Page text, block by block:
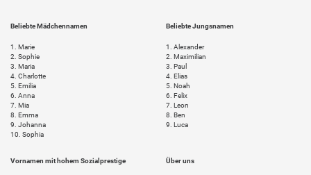
Beliebte Mädchennamen
1.
Marie
2. Sophie
3. Maria
4. Charlotte
5. Emilia
6. Anna
7. Mia
8. Emma
9. Johanna
10. Sophia
Beliebte Jungsnamen
1.
Alexander
2. Maximilian
3. Paul
4. Elias
5. Noah
6. Felix
7. Leon
8. Ben
9. Luca
Vornamen mit hohem Sozialprestige Über uns